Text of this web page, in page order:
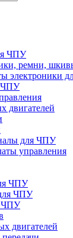
ЧПУ
ремни,
электроники
ЧПУ
двигателей
для ЧПУ
управления
ЧПУ
ЧПУ
ЧПУ
двигателей